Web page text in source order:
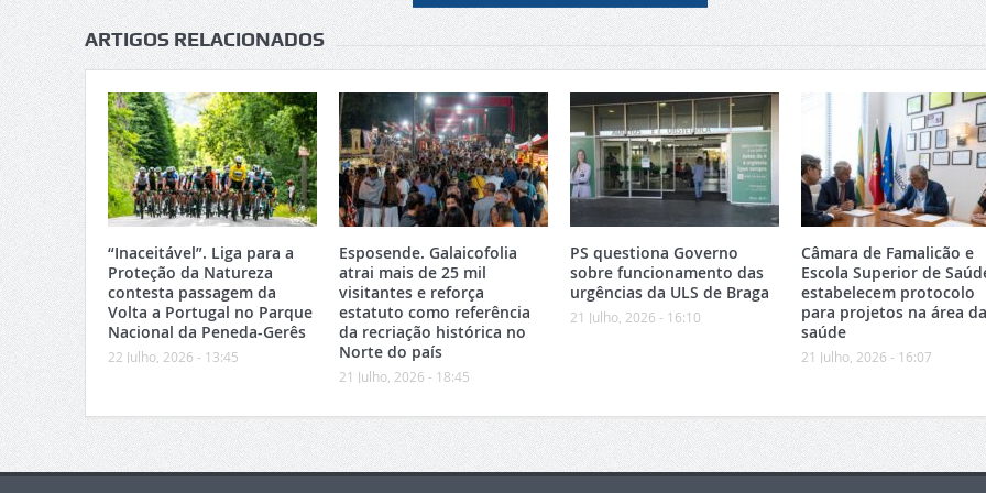
ARTIGOS RELACIONADOS
“Inaceitável”. Liga para a
Proteção da Natureza
contesta passagem da
Volta a Portugal no Parque
Nacional da Peneda-Gerês
22 Julho, 2026 - 13:45
Esposende. Galaicofolia
atrai mais de 25 mil
visitantes e reforça
estatuto como referência
da recriação histórica no
Norte do país
21 Julho, 2026 - 18:45
PS questiona Governo
sobre funcionamento das
urgências da ULS de Braga
21 Julho, 2026 - 16:10
Câmara de Famalicão e
Escola Superior de
estabelecem protocolo
para projetos na área da
saúde
21 Julho, 2026 - 16:07